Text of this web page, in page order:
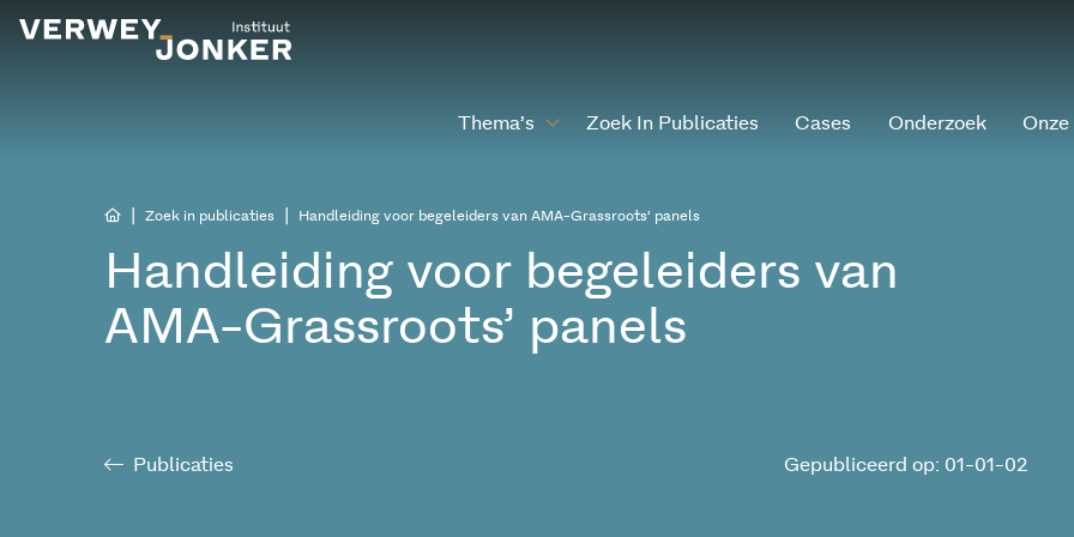
Thema’s Zoek In Publicaties Cases Onderzoek
Zoek in publicaties Handleiding voor begeleiders van AMA-Grassroots’ panels
Handleiding voor begeleiders van
AMA-Grassroots’ panels
Publicaties Gepubliceerd op: 01-01-02